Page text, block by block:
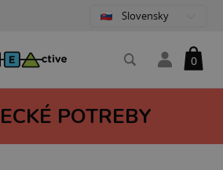
Slovensky
0
POTREBY